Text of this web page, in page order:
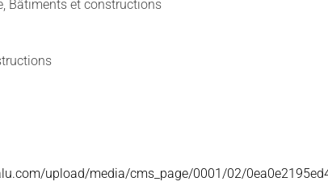
Bâtiments et constructions
upload/media/cms_page/0001/02/